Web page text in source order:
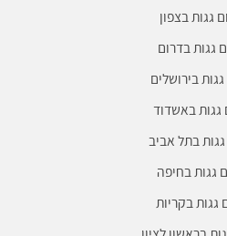
גגות בצפון
גגות בדרום
בירושלים
גגות באשדוד
בתל אביב
גגות בחיפה
גגות בקריות